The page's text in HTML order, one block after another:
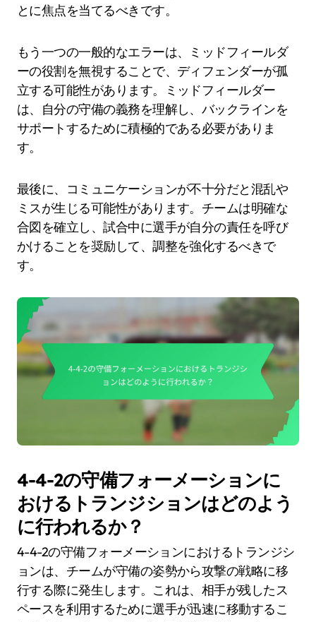
とに焦点を当てるべきです。
もう一つの一般的なエラーは、ミッドフィールダ
ーの役割を無視することで、ディフェンダーが孤
立する可能性があります。ミッドフィールダー
は、自分の守備の義務を理解し、バックラインを
サポートするために積極的である必要がありま
す。
最後に、コミュニケーションが不十分だと混乱や
ミスが生じる可能性があります。チームは明確な
合図を確立し、試合中に選手が自分の責任を呼び
かけることを奨励して、調整を強化するべきで
す。
4-4-2の守備フォーメーションに
おけるトランジションはどのよう
に行われるか？
4-4-2の守備フォーメーションにおけるトランジシ
ョンは、チームが守備の姿勢から攻撃の戦略に移
行する際に発生します。これは、相手が残したス
ペースを利用するために選手が迅速に移動するこ